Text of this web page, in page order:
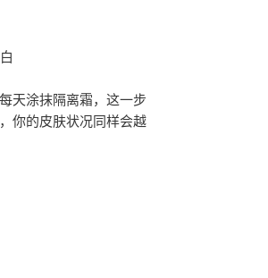
天涂抹隔离霜，这一步
你的皮肤状况同样会越